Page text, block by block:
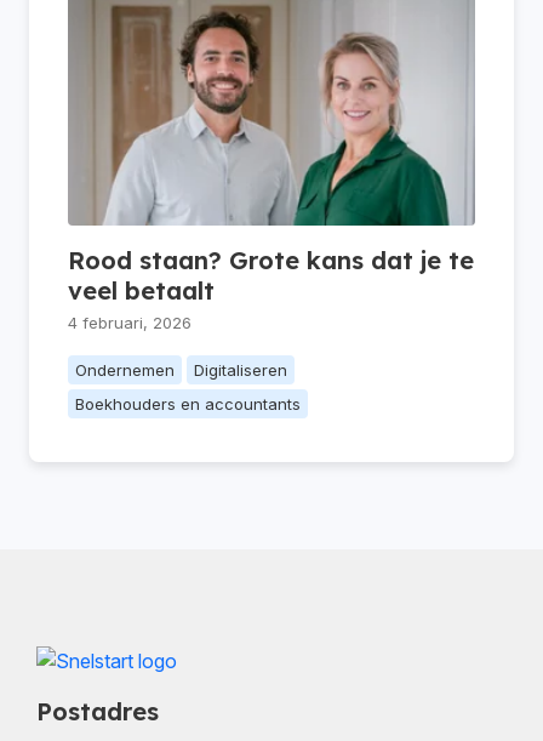
Rood staan? Grote kans dat je te
veel betaalt
4 februari, 2026
Ondernemen
Digitaliseren
Boekhouders en accountants
Postadres